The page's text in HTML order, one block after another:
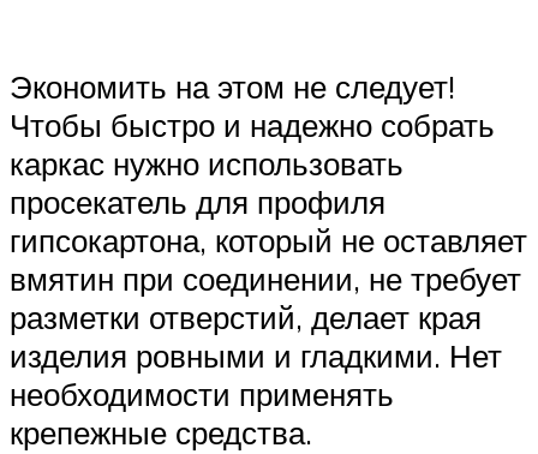
Экономить на этом не следует!
Чтобы быстро и надежно собрать
каркас нужно использовать
просекатель для профиля
гипсокартона, который не оставляет
вмятин при соединении, не требует
разметки отверстий, делает края
изделия ровными и гладкими. Нет
необходимости применять
крепежные средства.